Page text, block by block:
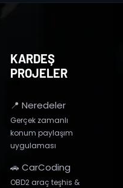
KARDEŞ
PROJELER
📍 Neredeler
Gerçek zamanlı
konum paylaşım
uygulaması
🚗 CarCoding
OBD2 araç teşhis &